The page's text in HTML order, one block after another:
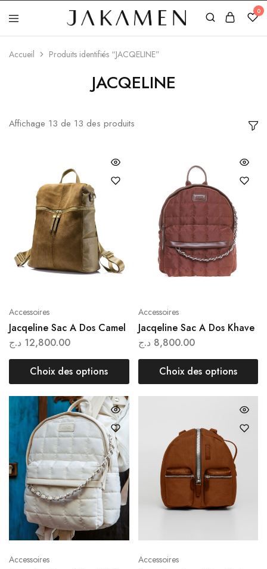
Jakamen
Algérie
0
Accueil Produits identifiés “JACQELINE”
JACQELINE
Affichage 13 de 13 des produits
Accessoires
Jacqeline Sac A Dos Camel
12,800.00 د.ج
Choix des options
Accessoires
Jacqeline Sac A Dos Khave
8,800.00 د.ج
Choix des options
Accessoires Accessoires